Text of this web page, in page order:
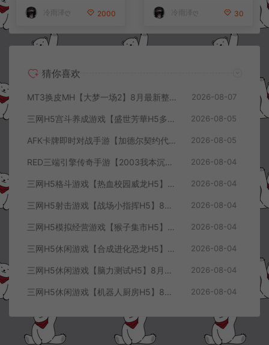
+详细搭建教程+视频教程
冷雨泽ღ 2000 冷雨泽ღ 30
猜你喜欢
MT3换皮MH【大梦一场2】8月最新整理Linux手工服务端+源码+管理后台+安卓苹果双端+详细搭建教程+视频教程 2026-08-07
三网H5宫斗养成游戏【盛世芳華H5多区跨服代金券内购优化版】8月最新整理Linux手工服务端+CDK授权后台+全资源安卓+详细搭建教程+视频教程 2026-08-05
AFK卡牌即时对战手游【加德尔契约代金券内购修复版】8月最新整理Linux手工服务端+前后端全套源码+CDK授权后台+安卓苹果双端+详细搭建教程+视频教程 2026-08-05
RED三端引擎传奇手游【2003我本沉默三职业】8月最新整理Win一键服务端+PC安卓+详细搭建教程 2026-08-04
三网H5格斗游戏【热血校园威龙H5】8月最新整理Linux手工服务端+Win一键服务端+解压即玩+简易安卓客户端+详细搭建教程 2026-08-04
三网H5射击游戏【战场小指挥H5】8月最新整理Linux手工服务端+Win一键服务端+解压即玩+简易安卓客户端+详细搭建教程 2026-08-04
三网H5模拟经营游戏【猴子集市H5】8月最新整理Linux手工服务端+Win一键服务端+解压即玩+简易安卓客户端+详细搭建教程 2026-08-04
三网H5休闲游戏【合成进化恐龙H5】8月最新整理Linux手工服务端+Win一键服务端+解压即玩+简易安卓客户端+详细搭建教程 2026-08-04
三网H5休闲游戏【脑力测试H5】8月最新整理Linux手工服务端+Win一键服务端+解压即玩+简易安卓客户端+详细搭建教程 2026-08-04
三网H5休闲游戏【机器人厨房H5】8月最新整理Linux手工服务端+Win一键服务端+解压即玩+简易安卓客户端+详细搭建教程 2026-08-04